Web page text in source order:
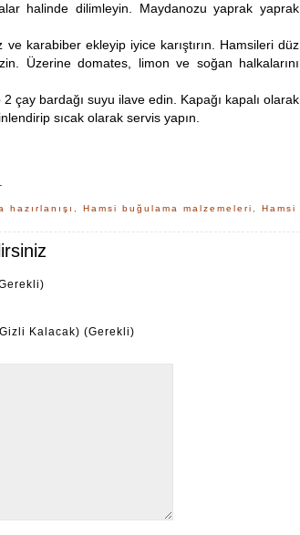
halinde dilimleyin. Maydanozu yaprak yaprak
ve karabiber ekleyip iyice karıştırın. Hamsileri düz
Üzerine domates, limon ve soğan halkalarını
çay bardağı suyu ilave edin. Kapağı kapalı olarak
sıcak olarak servis yapın.
hazırlanışı Hamsi buğulama malzemeleri
Hamsi
Kalacak) (Gerekli)